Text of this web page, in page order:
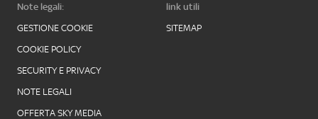
Note legali:
GESTIONE COOKIE
COOKIE POLICY
SECURITY E PRIVACY
NOTE LEGALI
OFFERTA SKY MEDIA
link utili
SITEMAP